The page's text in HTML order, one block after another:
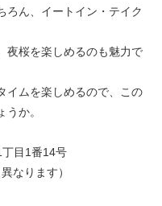
ろん、イートイン・テイク
夜桜を楽しめるのも魅力で
イムを楽しめるので、この
うか。
目1番14号
なります）